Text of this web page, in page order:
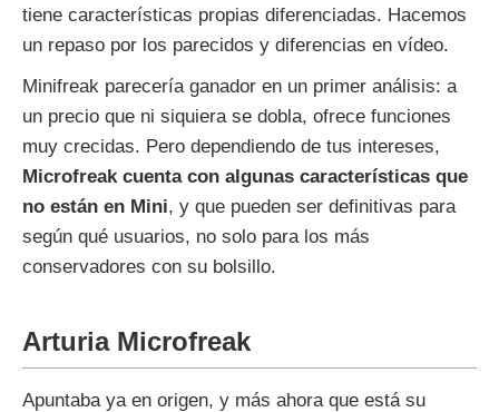
tiene características propias diferenciadas. Hacemos
un repaso por los parecidos y diferencias en vídeo.
Minifreak parecería ganador en un primer análisis: a
un precio que ni siquiera se dobla, ofrece funciones
muy crecidas. Pero dependiendo de tus intereses,
Microfreak cuenta con algunas características que
no están en Mini, y que pueden ser definitivas para
según qué usuarios, no solo para los más
conservadores con su bolsillo.
Arturia Microfreak
Apuntaba ya en origen, y más ahora que está su